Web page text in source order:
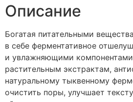
Описание
Богатая питательными
в себе ферментативное
и увлажняющими
растительным экстрактам,
натуральному тыквенному
очистить поры, улучшает